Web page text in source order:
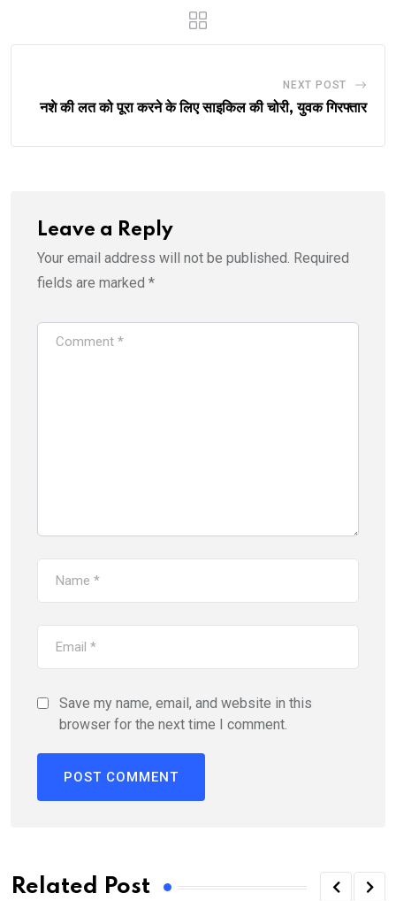
NEXT POST
नशे की लत को पूरा करने के लिए साइकिल की चोरी, युवक गिरफ्तार
Leave a Reply
Your email address will not be published. Required
fields are marked *
Save my name, email, and website in this
browser for the next time I comment.
Related Post